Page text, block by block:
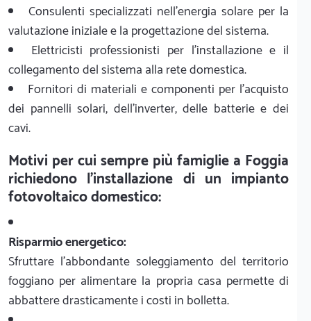
Consulenti specializzati nell'energia solare per la
valutazione iniziale e la progettazione del sistema.
Elettricisti professionisti per l'installazione e il
collegamento del sistema alla rete domestica.
Fornitori di materiali e componenti per l'acquisto
dei pannelli solari, dell'inverter, delle batterie e dei
cavi.
Motivi per cui sempre più famiglie a Foggia
richiedono l'installazione di un impianto
fotovoltaico domestico:
Risparmio energetico:
Sfruttare l'abbondante soleggiamento del territorio
foggiano per alimentare la propria casa permette di
abbattere drasticamente i costi in bolletta.